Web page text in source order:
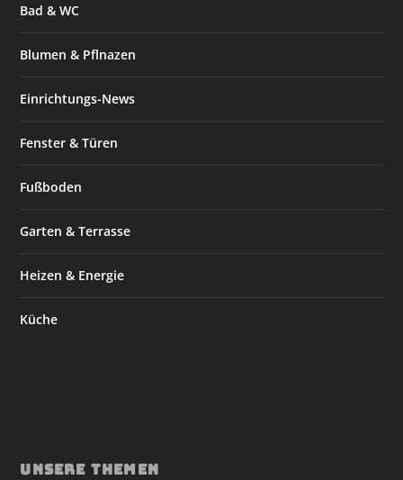
Bad & WC
Blumen & Pflnazen
Einrichtungs-News
Fenster & Türen
Fußboden
Garten & Terrasse
Heizen & Energie
Küche
UNSERE THEMEN